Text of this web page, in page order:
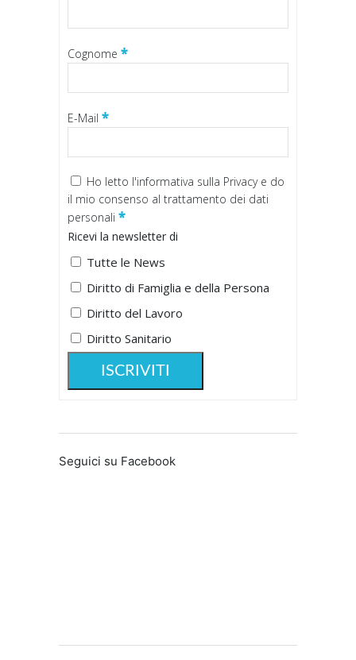
Cognome *
E-Mail *
Ho letto l'informativa sulla Privacy e do
il mio consenso al trattamento dei dati
personali *
Ricevi la newsletter di
Tutte le News
Diritto di Famiglia e della Persona
Diritto del Lavoro
Diritto Sanitario
Seguici su Facebook